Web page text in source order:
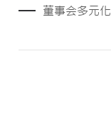
董事会多元